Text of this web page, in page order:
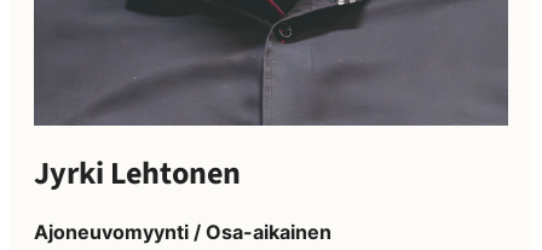
Jyrki Lehtonen
Ajoneuvomyynti / Osa-aikainen